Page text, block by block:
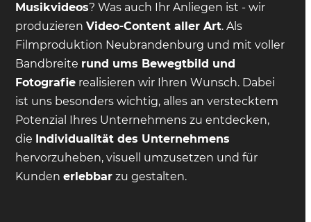
Musikvideos? Was auch Ihr Anliegen ist - wir
produzierenVideo-Content aller Art. Als
Filmproduktion Neubrandenburg und mit voller
Bandbreite rund ums Bewegtbild und
Fotografie realisieren wir Ihren Wunsch. Dabei
ist uns besonders wichtig, alles an verstecktem
Potenzial Ihres Unternehmens zu entdecken,
die Individualität des Unternehmens
hervorzuheben, visuell umzusetzen und für
Kundenerlebbar zu gestalten.